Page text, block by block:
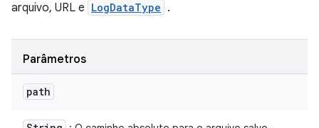
arquivo, URL e LogDataType .
Parâmetros
path